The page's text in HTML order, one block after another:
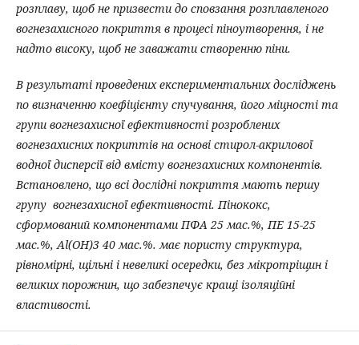
розплаву, щоб не призвести до сповзання розплавленого
вогнезахисного покриття в процесі піноутворення, і не
надто високу, щоб не заважати створенню піни.
В результаті проведених експериментальних досліджень
по визначенню коефіцієнту спучування, його міцності та
групи вогнезахисної ефективності розроблених
вогнезахисних покриттів на основі стирол-акрилової
водної дисперсії від вмісту вогнезахисних компонентів.
Встановлено, що всі дослідні покриття мають першу
групу вогнезахисної ефективності. Пінококс,
сформований компонентами ПФА 25 мас.%, ПЕ 15-25
мас.%, Al(OH)3 40 мас.%. має пористу структура,
рівномірні, щільні і невеликі осередки, без мікротріщин і
великих порожнин, що забезпечує кращі ізоляційні
властивості.